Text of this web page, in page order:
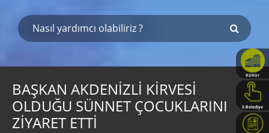
Kültür
Haritası
E-Belediye
BAŞKAN AKDENİZLİ KİRVESİ
OLDUĞU SÜNNET ÇOCUKLARINI
ZİYARET ETTİ